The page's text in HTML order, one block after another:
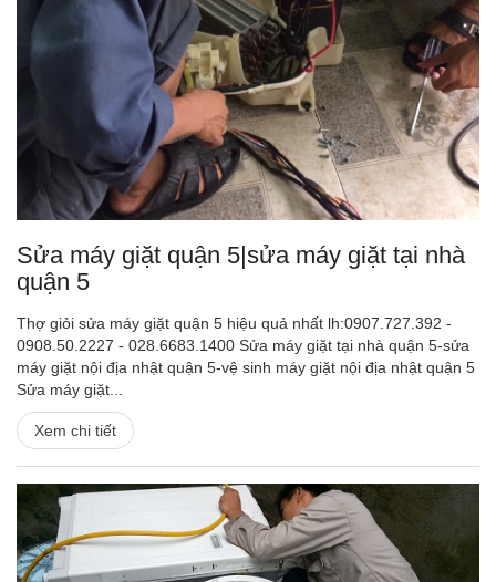
Sửa máy giặt quận 5|sửa máy giặt tại nhà
quận 5
Thợ giỏi sửa máy giặt quận 5 hiệu quả nhất lh:0907.727.392 -
0908.50.2227 - 028.6683.1400 Sửa máy giặt tại nhà quận 5-sửa
máy giặt nội địa nhật quận 5-vệ sinh máy giặt nội địa nhật quận 5
Sửa máy giặt...
Xem chi tiết